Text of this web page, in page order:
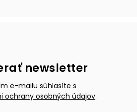
newsletter
e-mailu súhlasíte s
ochrany osobných údajov.